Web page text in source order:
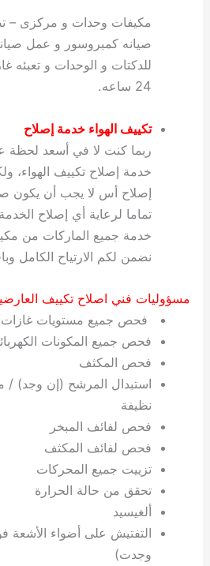
مكيفات وحدات و مركزى –
صيانه كمبروسور و عمل
للدكتات و الوحدات و تعبئه
24 ساعه.
تكييف الهواءخدمةإصلاح
ربما كنت لا في أسعد لحظة
خدمة إصلاح تكييف الهواء،
إصلاح أس لا يجب أن يكون
تماما لرعاية أي إصلاح
خدمة جميع الماركات من
نضمن لكم الارتياح الكامل
مسؤوليات فني اصلاح تكييف
فحص جميع مستويات غازات
فحص جميع المكونات
فحص المكثف
استبدال المرشح (إن وجد) /
نظيفة
فحص لفائف المبخر
فحص لفائف المكثف
تزييت جميع المحركات
تحقق من حالة الحرارة
ألغيسيد
التفتيش على أضواء الأشعة
وجدت)